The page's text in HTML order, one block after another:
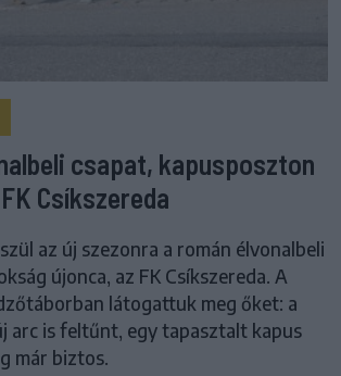
csapat, kapusposzton
Csíkszereda
az új szezonra a román élvonalbeli
újonca, az FK Csíkszereda. A
látogattuk meg őket: a
arc is feltűnt, egy tapasztalt kapus
már biztos.